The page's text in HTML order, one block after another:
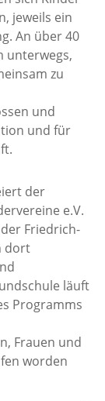
jeweils ein
An über 40
unterwegs,
zu
und
und für
der
e.V.
Friedrich-
dort
läuft
Programms
Frauen und
worden